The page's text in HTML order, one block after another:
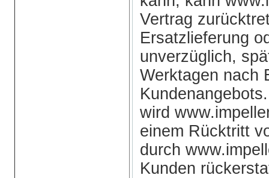
Vertrag
Ersatzlieferung
unverzüglich,
Werktagen nach
wird
einem Rücktritt
durch
Kunden